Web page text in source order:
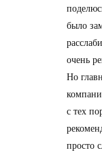
было
очень
Но
с тех
просто